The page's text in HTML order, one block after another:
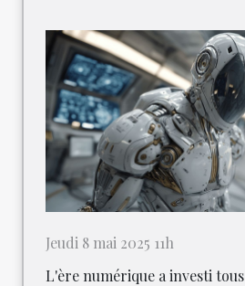
Jeudi 8 mai 2025 11h
L'ère numérique a investi